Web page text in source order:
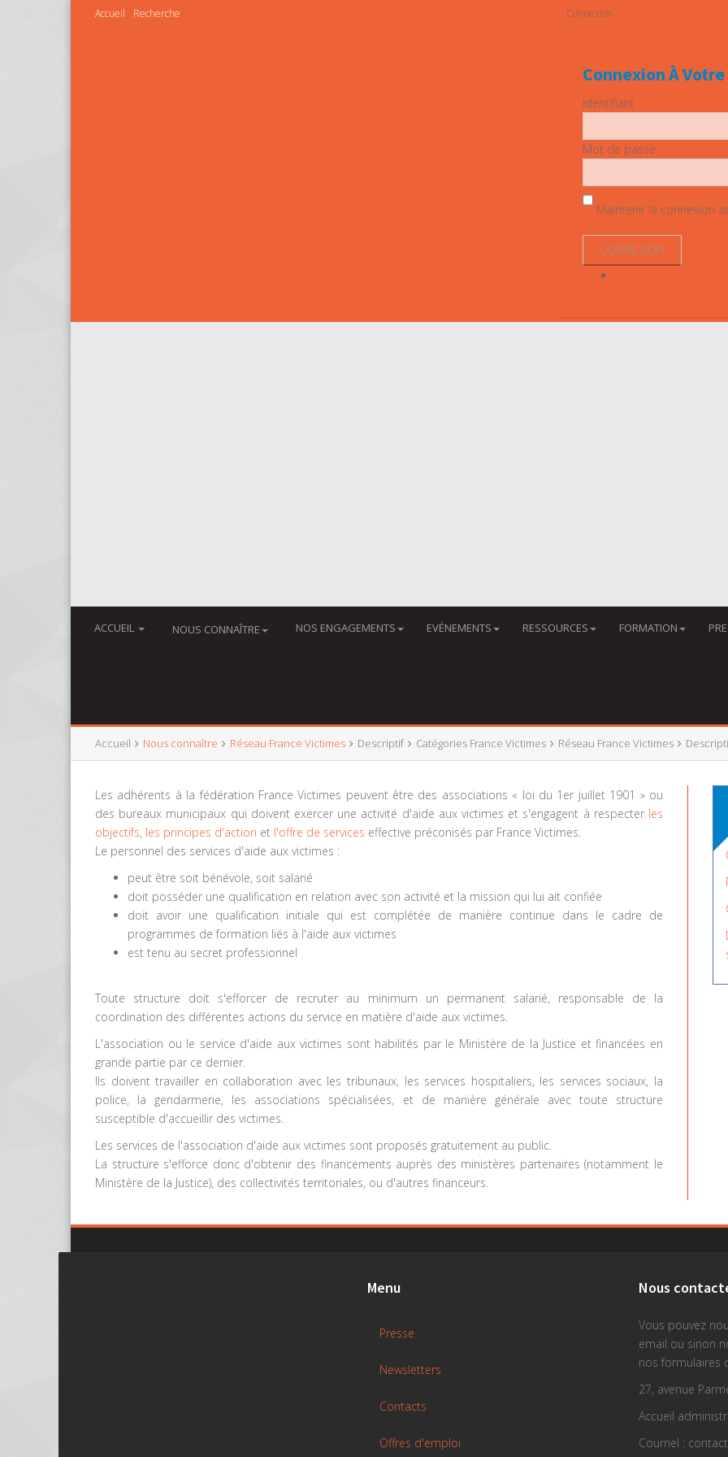
Accueil Recherche Connexion
Connexion À
Identifiant
Mot de passe
Maintenir la connexion
ACCUEIL NOUS CONNAÎTRE NOS ENGAGEMENTS EVÉNEMENTS RESSOURCES FORMATION
Accueil Nous connaître Réseau France Victimes Descriptif Catégories France Victimes Réseau France Victimes
Les adhérents à la fédération France Victimes peuvent être des associations « loi du 1er juillet 1901 » ou
des bureaux municipaux qui doivent exercer une activité d'aide aux victimes et s'engagent à respecter les
objectifs, les principes d'action et l'offre de services effective préconisés par France Victimes.
Le personnel des services d'aide aux victimes :
peut être soit bénévole, soit salarié
doit posséder une qualification en relation avec son activité et la mission qui lui ait confiée
doit avoir une qualification initiale qui est complétée de manière continue dans le cadre de
programmes de formation liés à l'aide aux victimes
est tenu au secret professionnel
Toute structure doit s'efforcer de recruter au minimum un permanent salarié, responsable de la
coordination des différentes actions du service en matière d'aide aux victimes.
L'association ou le service d'aide aux victimes sont habilités par le Ministère de la Justice et financées en
grande partie par ce dernier.
Ils doivent travailler en collaboration avec les tribunaux, les services hospitaliers, les services sociaux, la
police, la gendarmerie, les associations spécialisées, et de manière générale avec toute structure
susceptible d'accueillir des victimes.
Les services de l'association d'aide aux victimes sont proposés gratuitement au public.
La structure s'efforce donc d'obtenir des financements auprès des ministères partenaires (notamment le
Ministère de la Justice), des collectivités territoriales, ou d'autres financeurs.
Menu
Presse
Newsletters
Contacts
Offres d'emploi
Nous
Vous pouvez
email ou sinon
nos formulaires
27, avenue
Accueil
Courriel :